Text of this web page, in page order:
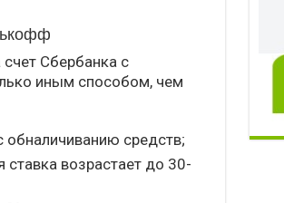
Сбербанка с
иным способом, чем
обналичиванию средств;
возрастает до 30-